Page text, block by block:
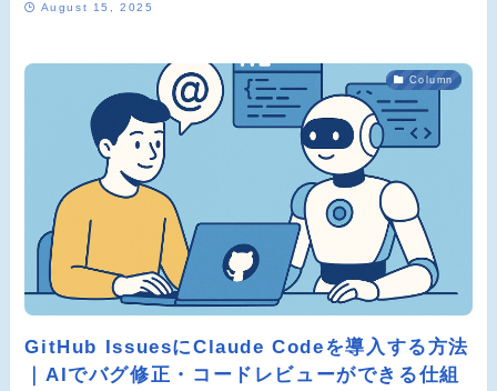
August 15, 2025
Column
GitHub IssuesにClaude Codeを導入する方法
｜AIでバグ修正・コードレビューができる仕組